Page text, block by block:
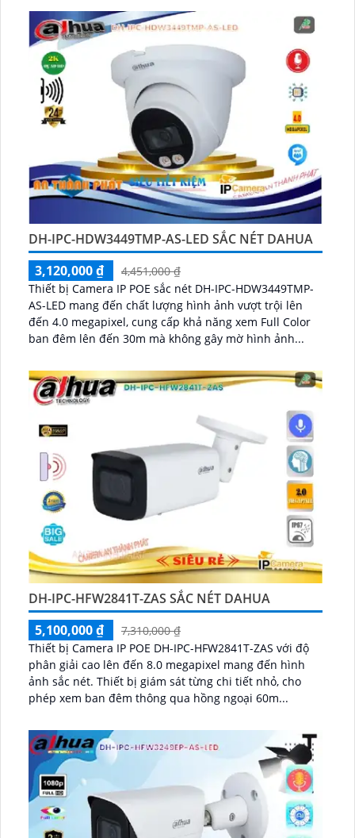
DH-IPC-HDW3449TMP-AS-LED SẮC NÉT DAHUA
3,120,000 ₫
4,451,000 ₫
Thiết bị Camera IP POE sắc nét DH-IPC-HDW3449TMP-
AS-LED mang đến chất lượng hình ảnh vượt trội lên
đến 4.0 megapixel, cung cấp khả năng xem Full Color
ban đêm lên đến 30m mà không gây mờ hình ảnh...
DH-IPC-HFW2841T-ZAS SẮC NÉT DAHUA
5,100,000 ₫
7,310,000 ₫
Thiết bị Camera IP POE DH-IPC-HFW2841T-ZAS với độ
phân giải cao lên đến 8.0 megapixel mang đến hình
ảnh sắc nét. Thiết bị giám sát từng chi tiết nhỏ, cho
phép xem ban đêm thông qua hồng ngoại 60m...